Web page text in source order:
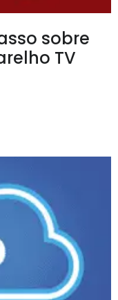
sobre
TV